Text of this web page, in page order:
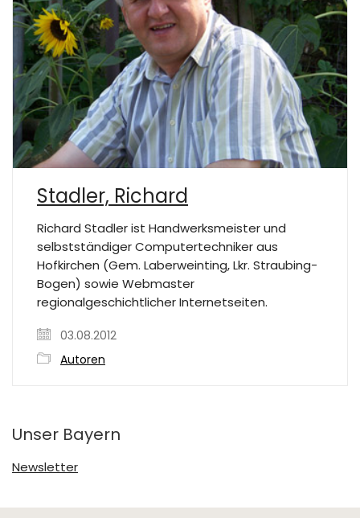
Stadler, Richard
Richard Stadler ist Handwerksmeister und
selbstständiger Computertechniker aus
Hofkirchen (Gem. Laberweinting, Lkr. Straubing-
Bogen) sowie Webmaster
regionalgeschichtlicher Internetseiten.
03.08.2012
Autoren
Unser Bayern
Newsletter